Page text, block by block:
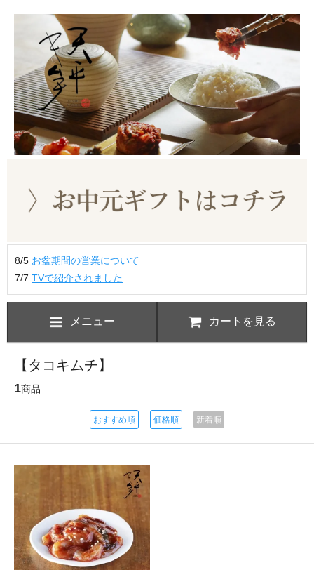
8/5 お盆期間の営業について
7/7 TVで紹介されました
メニュー カートを見る
【タコキムチ】
1商品
おすすめ順 価格順 新着順